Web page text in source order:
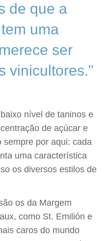
de que a
uma
ser
vinicultores."
nível de taninos e
de açúcar e
sempre por aqui: cada
uma característica
os diversos estilos de
os da Margem
como St. Emilión e
caros do mundo